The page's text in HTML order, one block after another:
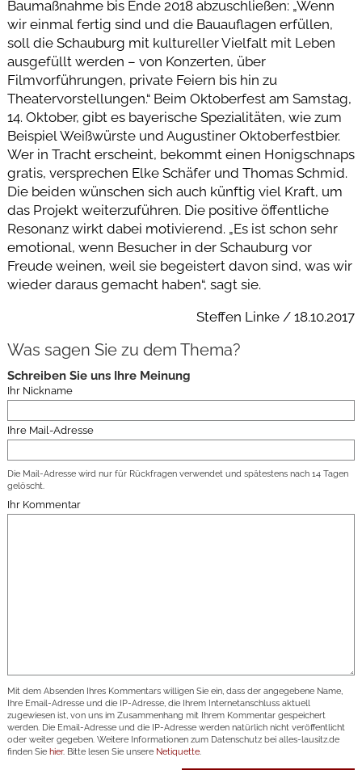
Baumaßnahme bis Ende 2018 abzuschließen: „Wenn
wir einmal fertig sind und die Bauauflagen erfüllen,
soll die Schauburg mit kultureller Vielfalt mit Leben
ausgefüllt werden – von Konzerten, über
Filmvorführungen, private Feiern bis hin zu
Theatervorstellungen.“ Beim Oktoberfest am Samstag,
14. Oktober, gibt es bayerische Spezialitäten, wie zum
Beispiel Weißwürste und Augustiner Oktoberfestbier.
Wer in Tracht erscheint, bekommt einen Honigschnaps
gratis, versprechen Elke Schäfer und Thomas Schmid.
Die beiden wünschen sich auch künftig viel Kraft, um
das Projekt weiterzuführen. Die positive öffentliche
Resonanz wirkt dabei motivierend. „Es ist schon sehr
emotional, wenn Besucher in der Schauburg vor
Freude weinen, weil sie begeistert davon sind, was wir
wieder daraus gemacht haben“, sagt sie.
Steffen Linke / 18.10.2017
Was sagen Sie zu dem Thema?
Schreiben Sie uns Ihre Meinung
Ihr Nickname
Ihre Mail-Adresse
Die Mail-Adresse wird nur für Rückfragen verwendet und spätestens nach 14 Tagen
gelöscht.
Ihr Kommentar
Mit dem Absenden Ihres Kommentars willigen Sie ein, dass der angegebene Name,
Ihre Email-Adresse und die IP-Adresse, die Ihrem Internetanschluss aktuell
zugewiesen ist, von uns im Zusammenhang mit Ihrem Kommentar gespeichert
werden. Die Email-Adresse und die IP-Adresse werden natürlich nicht veröffentlicht
oder weiter gegeben. Weitere Informationen zum Datenschutz bei alles-lausitz.de
finden Sie hier. Bitte lesen Sie unsere Netiquette.